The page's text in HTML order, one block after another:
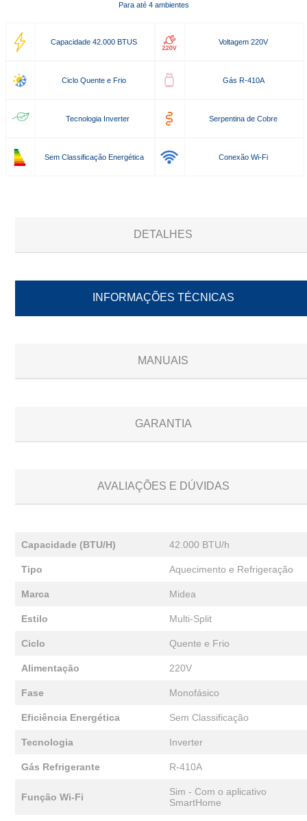
Para até 4 ambientes
Capacidade 42.000 BTUS Voltagem 220V
Ciclo Quente e Frio Gás R-410A
Tecnologia Inverter Serpentina de Cobre
Sem Classificação Energética Conexão Wi-Fi
DETALHES
INFORMAÇÕES TÉCNICAS
MANUAIS
GARANTIA
AVALIAÇÕES E DÚVIDAS
Capacidade (BTU/H) 42.000 BTU/h
Tipo Aquecimento e Refrigeração
Marca Midea
Estilo Multi-Split
Ciclo Quente e Frio
Alimentação 220V
Fase Monofásico
Eficiência Energética Sem Classificação
Tecnologia Inverter
Gás Refrigerante R-410A
Função Wi-Fi
Sim - Com o aplicativo
SmartHome